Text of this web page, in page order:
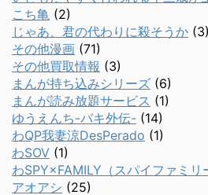
こち亀 (2)
じゃあ、君の代わりに殺そうか (3)
その他漫画 (71)
その他買取情報 (3)
まんが持ち込みシリーズ (6)
まんが読み放題サービス (1)
ゆうえんち-バキ外伝- (14)
わQP我妻涼DesPerado (1)
わSOV (1)
わSPY×FAMILY（スパイファミリ
アオアシ (25)